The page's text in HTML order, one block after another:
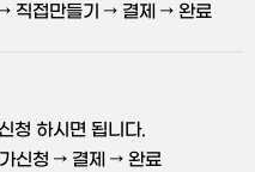
직접만들기 → 결제 → 완료
청 하시면 됩니다.
신청 → 결제 → 완료